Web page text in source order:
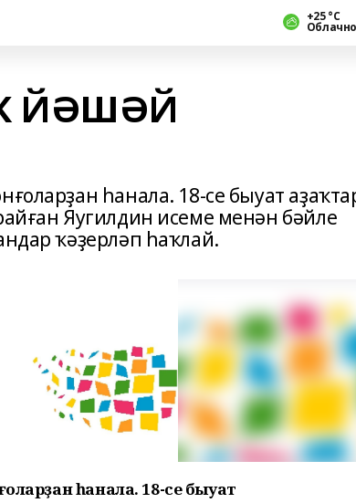
+25 °С
Облачно
ЙӘШӘЙ
һанала. 18-се быуат
Яугилдин исеме менән бәйле
ҡәҙерләп һаҡлай.
һанала. 18-се быуат